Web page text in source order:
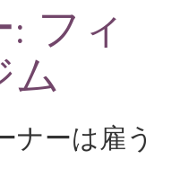
フィ
ム
ナーは雇う